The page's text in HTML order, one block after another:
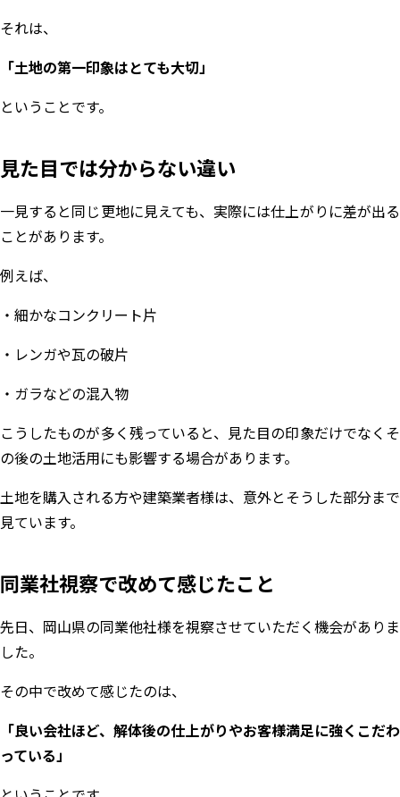
それは、
「土地の第一印象はとても大切」
ということです。
見た目では分からない違い
一見すると同じ更地に見えても、実際には仕上がりに差が出る
ことがあります。
例えば、
・細かなコンクリート片
・レンガや瓦の破片
・ガラなどの混入物
こうしたものが多く残っていると、見た目の印象だけでなくそ
の後の土地活用にも影響する場合があります。
土地を購入される方や建築業者様は、意外とそうした部分まで
見ています。
同業社視察で改めて感じたこと
先日、岡山県の同業他社様を視察させていただく機会がありま
した。
その中で改めて感じたのは、
「良い会社ほど、解体後の仕上がりやお客様満足に強くこだわ
っている」